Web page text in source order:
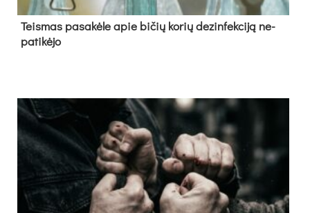
Teis­mas pa­sa­kė­le apie bi­čių ko­rių de­zin­fek­ci­ją ne­
pa­ti­kė­jo